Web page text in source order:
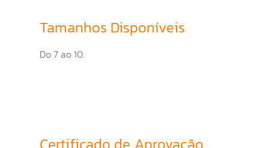
Tamanhos Disponíveis
Do 7 ao 10.